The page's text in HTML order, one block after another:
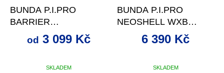
M
A
BUNDA P.I.PRO
BARRIER
TURBULENCE GREY
SKLADEM
od 3 099 Kč
M
A
BUNDA P.I.PRO
NEOSHELL WXB
BLACK
SKLADEM
6 390 Kč